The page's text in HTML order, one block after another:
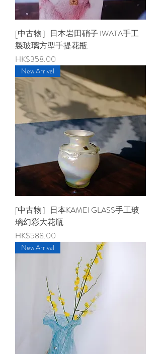
[中古物］日本岩田硝子 IWATA手工
製玻璃方型手提花瓶
價格
HK$358.00
New Arrival
[中古物］日本KAMEI GLASS手工玻
璃幻彩大花瓶
價格
HK$588.00
New Arrival